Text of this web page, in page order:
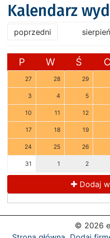
Kalendarz
poprzedni
P W Ś C
27 28 29
3 4 5
10 11 12
17 18 19
24 25 26
31 1 2
Dodaj
© 2026